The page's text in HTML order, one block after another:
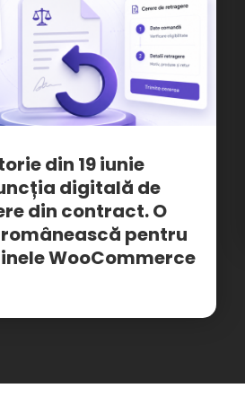
din 19 iunie
digitală de
din contract. O
pentru
WooCommerce